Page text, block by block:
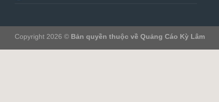
Copyright 2026 © Bản quyền thuộc về Quảng Cáo Kỳ Lâm